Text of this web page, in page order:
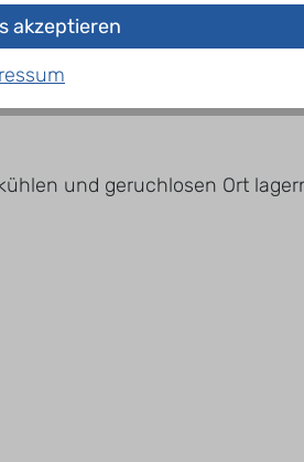
und geruchlosen Ort
akzeptieren